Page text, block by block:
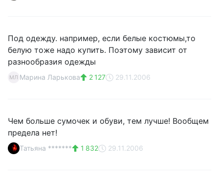
Под одежду. например, если белые костюмы,то
белую тоже надо купить. Поэтому зависит от
разнообразия одежды
МЛ Марина Ларькова 2 127 29.11.2006
Чем больше сумочек и обуви, тем лучше! Вообщем
предела нет!
Татьяна ******* 1 832 29.11.2006